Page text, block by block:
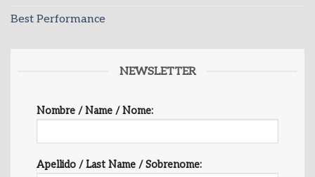
Best Performance
NEWSLETTER
Nombre / Name / Nome:
Apellido / Last Name / Sobrenome: